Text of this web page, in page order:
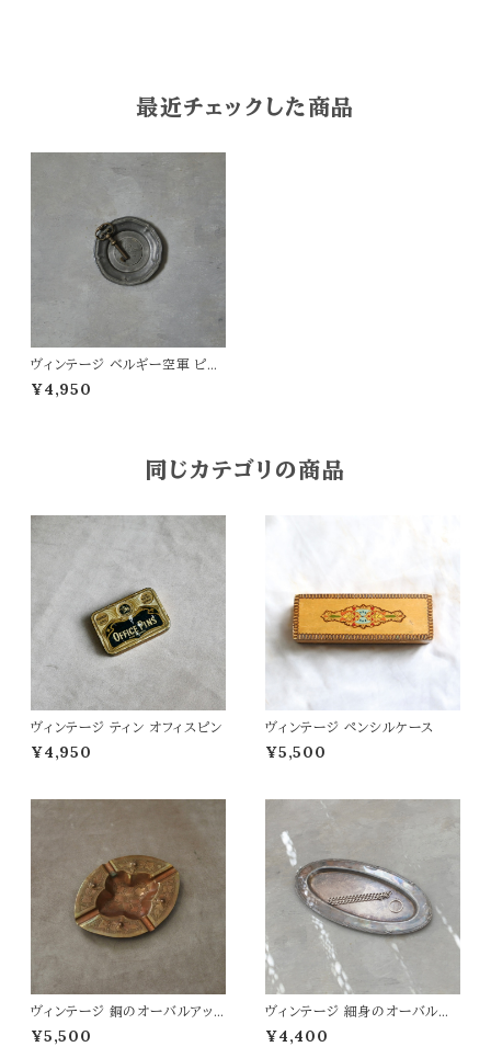
最近チェックした商品
ヴィンテージ ベルギー空軍 ピュ
ータートレイ
¥4,950
同じカテゴリの商品
ヴィンテージ ティン オフィスピン
¥4,950
ヴィンテージ ペンシルケース
¥5,500
ヴィンテージ 銅のオーバルアッ
シュトレイ
¥5,500
ヴィンテージ 細身のオーバルプ
レート
¥4,400